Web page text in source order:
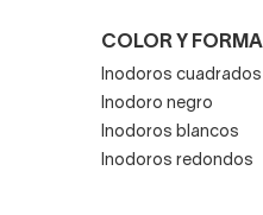
COLOR Y FORMA
Inodoros cuadrados
Inodoro negro
Inodoros blancos
Inodoros redondos